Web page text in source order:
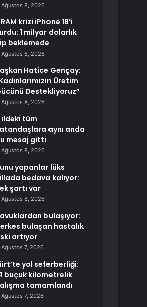
Ağustos 8, 2026
krizi iPhone 18’i
1 milyar dolarlık
beklemede
Ağustos 8, 2026
Hatice Gençay:
Üretim
Destekliyoruz”
Ağustos 8, 2026
ildeki tüm
aynı anda
mesaj gitti
Ağustos 8, 2026
yapanlar lüks
bedava kalıyor:
şartı var
Ağustos 8, 2026
bulaşıyor:
bulaşan hastalık
artıyor
Ağustos 7, 2026
yol seferberliği:
buçuk kilometrelik
tamamlandı
Ağustos 7, 2026